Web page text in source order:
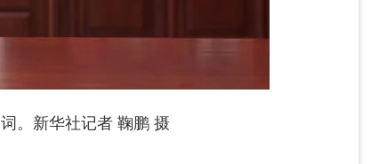
。新华社记者 鞠鹏 摄